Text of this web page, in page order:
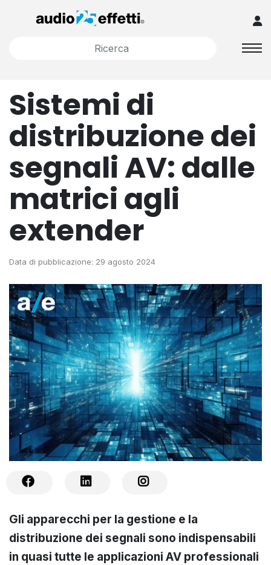
Sistemi di
distribuzione dei
segnali AV: dalle
matrici agli
extender
Data di pubblicazione: 29 agosto 2024
Gli apparecchi per la gestione e la
distribuzione dei segnali sono indispensabili
in quasi tutte le applicazioni AV professionali